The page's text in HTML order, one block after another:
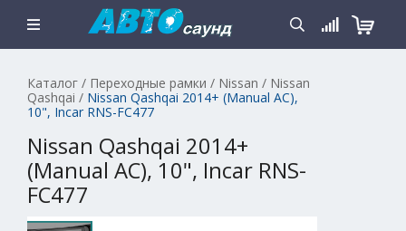
Каталог / Переходные рамки / Nissan / Nissan
Qashqai / Nissan Qashqai 2014+ (Manual AC),
10", Incar RNS-FC477
Nissan Qashqai 2014+
(Manual AC), 10", Incar RNS-
FC477